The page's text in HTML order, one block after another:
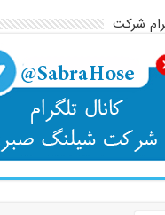
شرکت